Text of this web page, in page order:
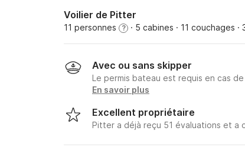
Voilier de Pitter
11 personnes ? · 5 cabines · 11 couchages ·
Avec ou sans skipper
Le permis bateau est requis en cas
En savoir plus
Excellent propriétaire
Pitter a déjà reçu 51 évaluations et a